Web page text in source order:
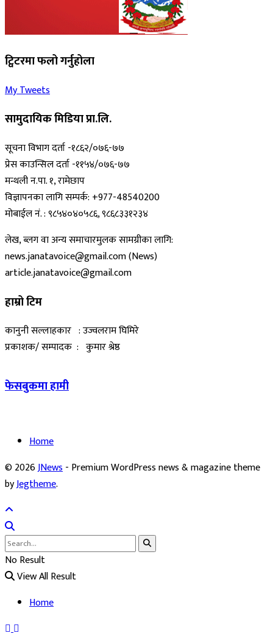
ट्विटरमा फलो गर्नुहोला
My Tweets
सामुदायिक मिडिया प्रा.लि.
सूचना विभाग दर्ता -१८६२/०७६-७७
प्रेस काउन्सिल दर्ता -११५४/०७६-७७
मन्थली न.पा. १, रामेछाप
विज्ञापनका लागि सम्पर्क: +977-48540200
मोबाईल नं. : ९८५४०४०५८६, ९८६८३३१२३४
लेख, ब्लग वा अन्य समाचारमुलक सामग्रीका लागि:
news.janatavoice@gmail.com (News)
article.janatavoice@gmail.com
हाम्रो टिम
कानुनी सल्लाहकार : उज्वलराम घिमिरे
प्रकाशक/ सम्पादक : कुमार श्रेष्ठ
फेसबुकमा हामी
Home
© 2026JNews- Premium WordPress news & magazine theme
byJegtheme.
No Result
View All Result
Home